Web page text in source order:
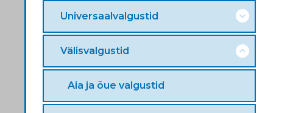
Universaalvalgustid
Välisvalgustid
Aia ja õue valgustid